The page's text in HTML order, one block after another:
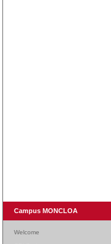
Campus MONCLOA
Welcome